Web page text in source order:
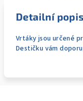
Detailní
Vrtáky jsou určené
Destičku vám